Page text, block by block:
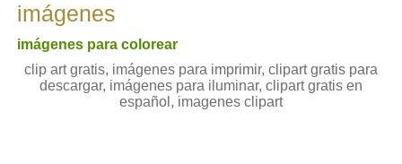
imágenes
imágenes para colorear
clip art gratis, imágenes para imprimir, clipart gratis para
descargar, imágenes para iluminar, clipart gratis en
español, imagenes clipart